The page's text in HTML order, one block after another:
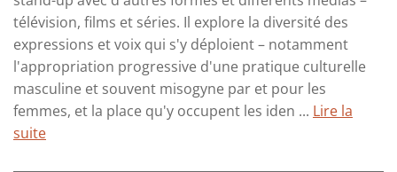
télévision, films et séries. Il explore la diversité des
expressions et voix qui s'y déploient – notamment
l'appropriation progressive d'une pratique culturelle
masculine et souvent misogyne par et pour les
femmes, et la place qu'y occupent les iden ... Lire la
suite